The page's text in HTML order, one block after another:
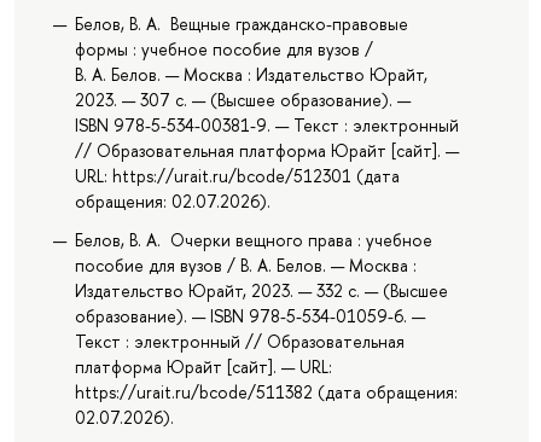
Белов, В. А. Вещные гражданско-правовые
формы : учебное пособие для вузов /
В. А. Белов. — Москва : Издательство Юрайт,
2023. — 307 с. — (Высшее образование). —
ISBN 978-5-534-00381-9. — Текст : электронный
// Образовательная платформа Юрайт [сайт]. —
URL: https://urait.ru/bcode/512301 (дата
обращения: 02.07.2026).
Белов, В. А. Очерки вещного права : учебное
пособие для вузов / В. А. Белов. — Москва :
Издательство Юрайт, 2023. — 332 с. — (Высшее
образование). — ISBN 978-5-534-01059-6. —
Текст : электронный // Образовательная
платформа Юрайт [сайт]. — URL:
https://urait.ru/bcode/511382 (дата обращения:
02.07.2026).